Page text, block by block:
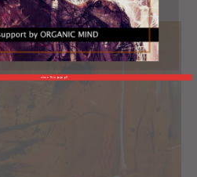
close This popup X